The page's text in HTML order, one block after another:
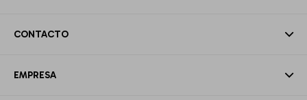
CONTACTO
EMPRESA